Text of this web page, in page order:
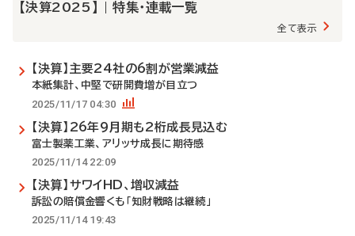
【決算2025】 | 特集・連載一覧
全て表示
【決算】主要24社の6割が営業減益
本紙集計、中堅で研開費増が目立つ
2025/11/17 04:30
【決算】26年9月期も2桁成長見込む
富士製薬工業、アリッサ成長に期待感
2025/11/14 22:09
【決算】サワイHD、増収減益
訴訟の賠償金響くも「知財戦略は継続」
2025/11/14 19:43